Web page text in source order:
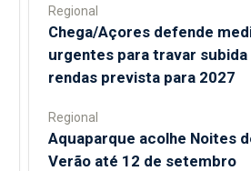
Regional
Chega/Açores defende
urgentes para travar subida
rendas prevista para 2027
Regional
Aquaparque acolhe Noites
Verão até 12 de setembro